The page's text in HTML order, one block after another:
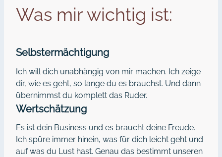
Was mir wichtig ist:
Selbstermächtigung
Ich will dich unabhängig von mir machen. Ich zeige
dir, wie es geht, so lange du es brauchst. Und dann
übernimmst du komplett das Ruder.
Wertschätzung
Es ist dein Business und es braucht deine Freude.
Ich spüre immer hinein, was für dich leicht geht und
auf was du Lust hast. Genau das bestimmt unseren